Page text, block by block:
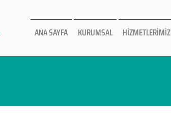
ANA SAYFA KURUMSAL HİZMETLERİMİZ